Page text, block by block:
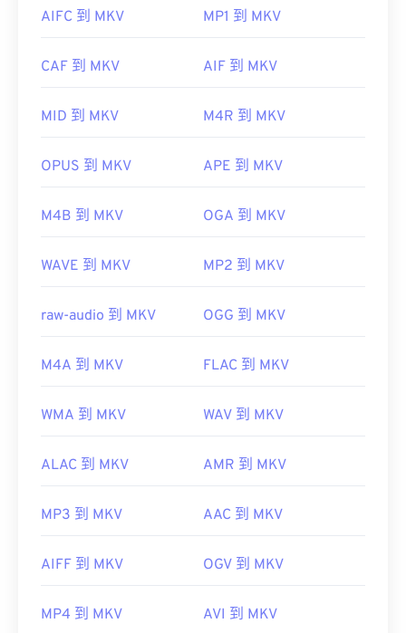
開發者： 蘋果
實用連結：
https://en.wikipedia.org/wiki/QuickTime_File_Format
player/welcome/mac
體播放器可能不支援它。
Ninite
Combined Community
開發者： Matroska
實用連結：
AIFC 到 MKV MP1 到 MKV
CAF 到 MKV AIF 到 MKV
MID 到 MKV M4R 到 MKV
OPUS 到 MKV APE 到 MKV
M4B 到 MKV OGA 到 MKV
WAVE 到 MKV MP2 到 MKV
raw-audio 到 MKV OGG 到 MKV
M4A 到 MKV FLAC 到 MKV
WMA 到 MKV WAV 到 MKV
ALAC 到 MKV AMR 到 MKV
MP3 到 MKV AAC 到 MKV
AIFF 到 MKV OGV 到 MKV
MP4 到 MKV AVI 到 MKV